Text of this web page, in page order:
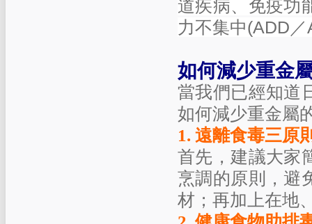
道疾病、免疫功
力不集中(ADD ／
如何減少重金
當我們已經知道
如何減少重金屬
1. 遠離食毒三原
首先，建議大家
烹調的原則，避
材；再加上在地